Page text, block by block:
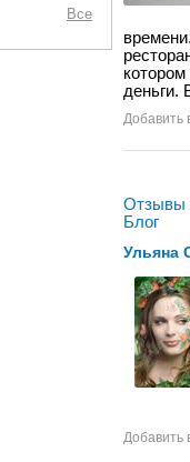
Все
деньги.
Добавить
Отзывы
Блог
Ульяна
Добавить